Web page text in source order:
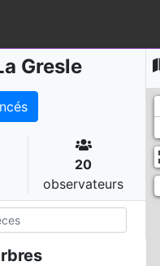
Gresle
20
observateurs